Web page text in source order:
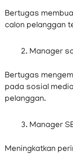
Bertugas
calon pelanggan
Manager
Bertugas
pada sosial
pelanggan.
Manager
Meningkatkan